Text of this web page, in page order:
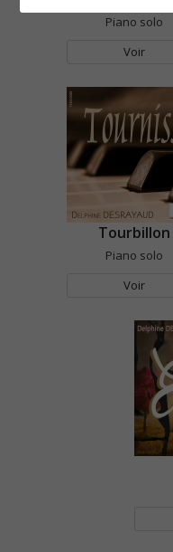
Piano solo
Voir
Tourbillon
Piano solo
Voir